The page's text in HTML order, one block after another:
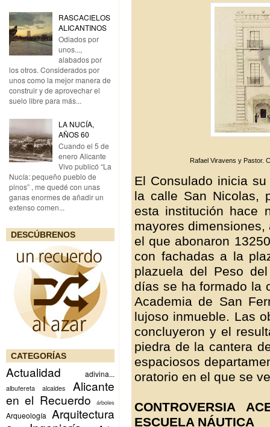
RASCACIELOS
ALICANTINOS
Odiados por
unos...,
alabados por
los otros. Considerados por
unos como la mejor manera de
construir y de aprovechar el
suelo libre para más...
LA NUCÍA,
AÑOS 60
Cuando el 5 de
enero Alicante
Vivo publicó “La
Nucía: pequeño pueblo de
pinos” , me quedé con unas
ganas enormes de añadir un
extenso comen...
DESCÚBRENOS
CATEGORÍAS
Actualidad adivina...
albufereta alcaldes
Alicante
en el Recuerdo
árboles
Arqueología Arquitectura
Rafael Viravens y Pastor.
El Consulado inicia
la calle San Nicolas,
esta institución hace
mayores
el que abonaron
con fachadas a la
plazuela del Peso
días se ha formado la
Academia de San
lujoso inmueble. Las
concluyeron y el
piedra de la cantera
espaciosos
oratorio en el que se
CONTROVERSIA
ESCUELA NÁUTICA